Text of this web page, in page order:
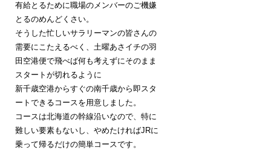
有給とるために職場のメンバーのご機嫌
とるのめんどくさい。
そうした忙しいサラリーマンの皆さんの
需要にこたえるべく、土曜あさイチの羽
田空港便で飛べば何も考えずにそのまま
スタートが切れるように
新千歳空港からすぐの南千歳から即スタ
ートできるコースを用意しました。
コースは北海道の幹線沿いなので、特に
難しい要素もないし、やめたければJRに
乗って帰るだけの簡単コースです。